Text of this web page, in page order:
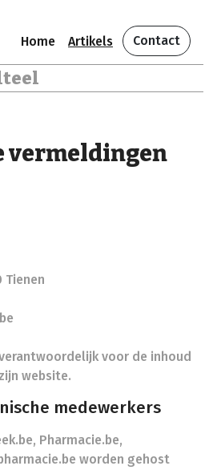
Home Artikels Contact
vermeldingen
Tienen
voor de inhoud
website.
medewerkers
Pharmacie.be,
worden gehost